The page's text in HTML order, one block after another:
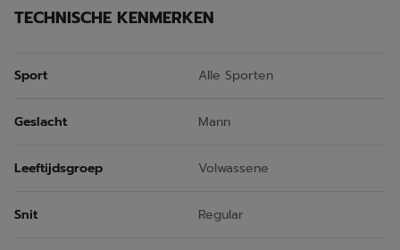
TECHNISCHE KENMERKEN
Sport Alle Sporten
Geslacht Mann
Leeftijdsgroep Volwassene
Snit Regular